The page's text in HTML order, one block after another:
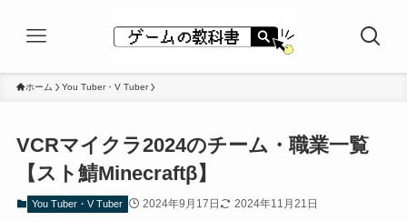
ホーム You Tuber・V Tuber
VCRマイクラ2024のチーム・職業一覧
【スト鯖Minecraftβ】
You Tuber・V Tuber 2024年9月17日 2024年11月21日